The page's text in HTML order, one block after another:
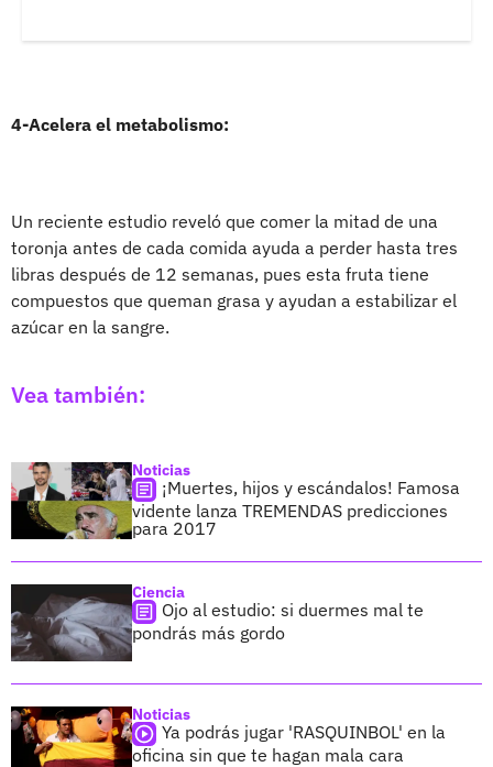
4-Acelera el metabolismo:
Un reciente estudio reveló que comer la mitad de una
toronja antes de cada comida ayuda a perder hasta tres
libras después de 12 semanas, pues esta fruta tiene
compuestos que queman grasa y ayudan a estabilizar el
azúcar en la sangre.
Vea también:
Noticias
¡Muertes, hijos y escándalos! Famosa
vidente lanza TREMENDAS predicciones
para 2017
Ciencia
Ojo al estudio: si duermes mal te
pondrás más gordo
Noticias
Ya podrás jugar 'RASQUINBOL' en la
oficina sin que te hagan mala cara